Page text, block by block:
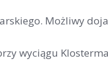
Możliwy
wyciągu